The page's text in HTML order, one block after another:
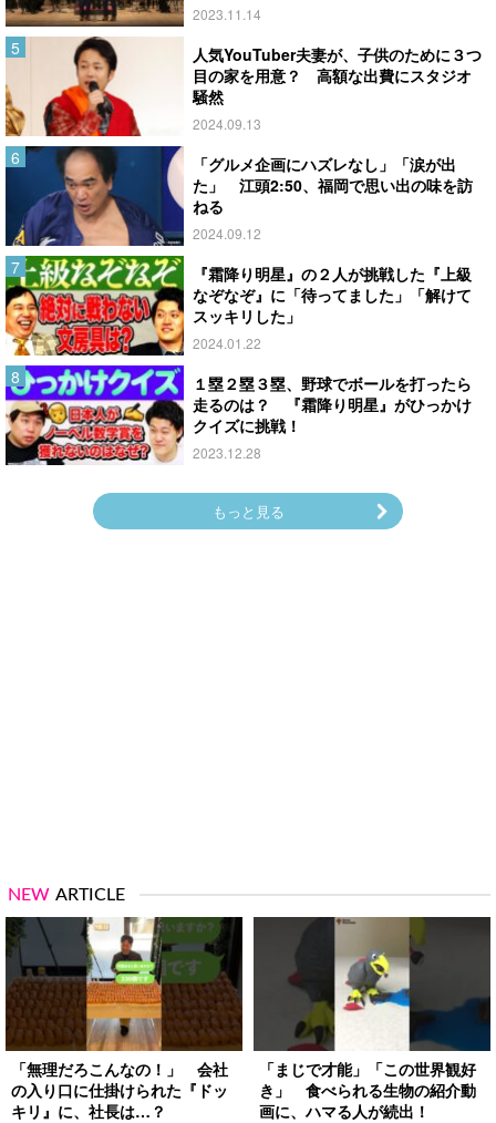
2023.11.14
人気YouTuber夫妻が、子供のために３つ
目の家を用意？ 高額な出費にスタジオ
騒然
2024.09.13
「グルメ企画にハズレなし」「涙が出
た」 江頭2:50、福岡で思い出の味を訪
ねる
2024.09.12
『霜降り明星』の２人が挑戦した『上級
なぞなぞ』に「待ってました」「解けて
スッキリした」
2024.01.22
１塁２塁３塁、野球でボールを打ったら
走るのは？ 『霜降り明星』がひっかけ
クイズに挑戦！
2023.12.28
もっと見る
NEW ARTICLE
「無理だろこんなの！」 会社
の入り口に仕掛けられた『ドッ
キリ』に、社長は…？
「まじで才能」「この世界観好
き」 食べられる生物の紹介動
画に、ハマる人が続出！